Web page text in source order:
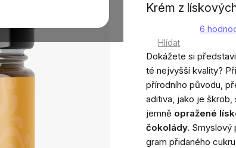
Krém z
hodnocení
produktu
je
5,0
5
hvězdiček.
6
Hlídat
Dokážete si
té nejvyšší kvality?
přírodního původu,
aditiva, jako je
jemně opražené
čokolády. Smyslový
gram přidaného